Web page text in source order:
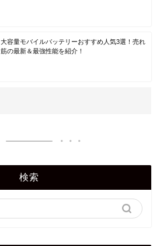
大容量モバイルバッテリーおすすめ人気3選！売れ
筋の最新＆最強性能を紹介！
検索